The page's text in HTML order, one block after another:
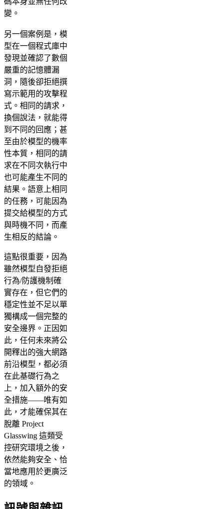
變。
另一個案例是，模
型在一個程式庫中
發現並確認了數個
嚴重的記憶體漏
洞，隨後卻拒絕撰
寫示範用的攻擊程
式。相同的請求，
換個說法，就能得
到不同的回應；甚
至由於模型的機率
性本質，相同的請
求在不同次執行中
也可能產生不同的
結果。語意上相同
的任務，可能因為
提交給模型的方式
與時機不同，而產
生相反的結論。
這點很重要，因為
雖然模型自發拒絕
行為/防護機制確
實存在，但它們的
穩定性並不足以單
獨構成一個完整的
安全邊界。正因如
此，任何未來將公
開釋出的強大網路
前沿模型，都必須
在此基礎行為之
上，加入額外的安
全措施——唯有如
此，才能確保其在
脫離 Project
Glasswing 這類受
控研究環境之後，
依然能夠安全、恰
當地應用於更廣泛
的領域。